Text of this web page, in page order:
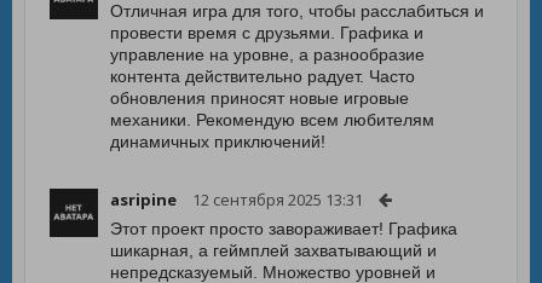
Отличная игра для того, чтобы расслабиться и
провести время с друзьями. Графика и
управление на уровне, а разнообразие
контента действительно радует. Часто
обновления приносят новые игровые
механики. Рекомендую всем любителям
динамичных приключений!
asripine 12 сентября 2025 13:31
Этот проект просто завораживает! Графика
шикарная, а геймплей захватывающий и
непредсказуемый. Множество уровней и